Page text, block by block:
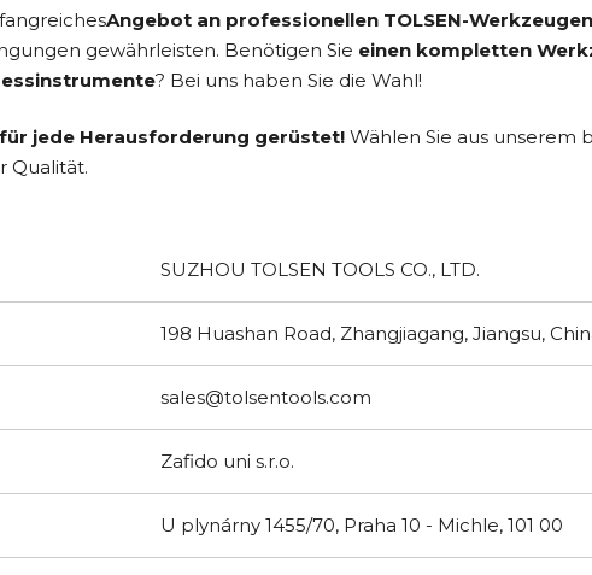
Angebot an professionellen TOLSEN-Werkzeugen
gewährleisten. Benötigen Sie einen kompletten
? Bei uns haben Sie die Wahl!
für jede Herausforderung gerüstet! Wählen Sie aus unserem
Qualität.
SUZHOU TOLSEN TOOLS CO., LTD.
198 Huashan Road, Zhangjiagang, Jiangsu,
sales@tolsentools.com
Zafido uni s.r.o.
U plynárny 1455/70, Praha 10 - Michle, 101 00